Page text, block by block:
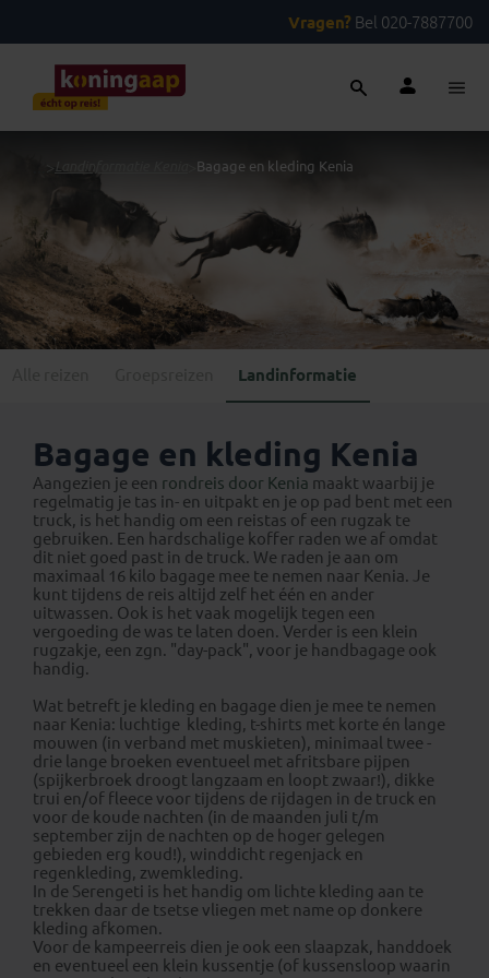
Vragen? Bel 020-7887700
> Landinformatie Kenia Bagage en kleding Kenia
Landinformatie
Bagage en kleding Kenia
Aangezien je een rondreis door Kenia maakt waarbij je
regelmatig je tas in- en uitpakt en je op pad bent met een
truck, is het handig om een reistas of een rugzak te
gebruiken. Een hardschalige koffer raden we af omdat
dit niet goed past in de truck. We raden je aan om
maximaal 16 kilo bagage mee te nemen naar Kenia. Je
kunt tijdens de reis altijd zelf het één en ander
uitwassen. Ook is het vaak mogelijk tegen een
vergoeding de was te laten doen. Verder is een klein
rugzakje, een zgn. "day-pack", voor je handbagage ook
handig.
Wat betreft je kleding en bagage dien je mee te nemen
naar Kenia: luchtige kleding, t-shirts met korte én lange
mouwen (in verband met muskieten), minimaal twee -
drie lange broeken eventueel met afritsbare pijpen
(spijkerbroek droogt langzaam en loopt zwaar!), dikke
trui en/of fleece voor tijdens de rijdagen in de truck en
voor de koude nachten (in de maanden juli t/m
september zijn de nachten op de hoger gelegen
gebieden erg koud!), winddicht regenjack en
regenkleding, zwemkleding.
In de Serengeti is het handig om lichte kleding aan te
trekken daar de tsetse vliegen met name op donkere
kleding afkomen.
Voor de kampeerreis dien je ook een slaapzak, handdoek
en eventueel een klein kussentje (of kussensloop waarin